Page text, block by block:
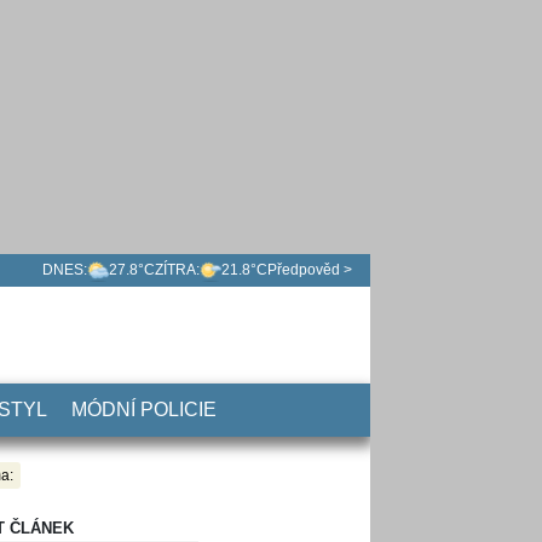
DNES: 27.8°CZÍTRA: 21.8°C Předpověd >
MÓDNÍ POLICIE
ČLÁNEK